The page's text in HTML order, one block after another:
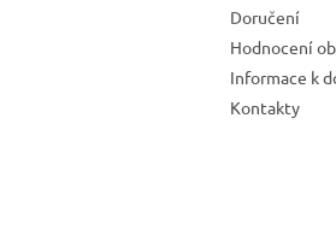
Doručení
Hodnocení
Informace k
Kontakty